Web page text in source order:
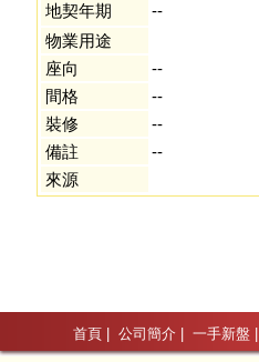
地契年期
--
物業用途
座向
--
間格
--
裝修
--
備註
--
來源
首頁| 公司簡介| 一手新盤|